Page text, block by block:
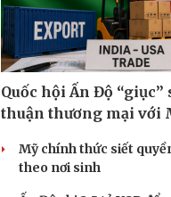
Quốc hội Ấn Độ
thuận thương mại với
Mỹ chính thức siết
theo nơi sinh